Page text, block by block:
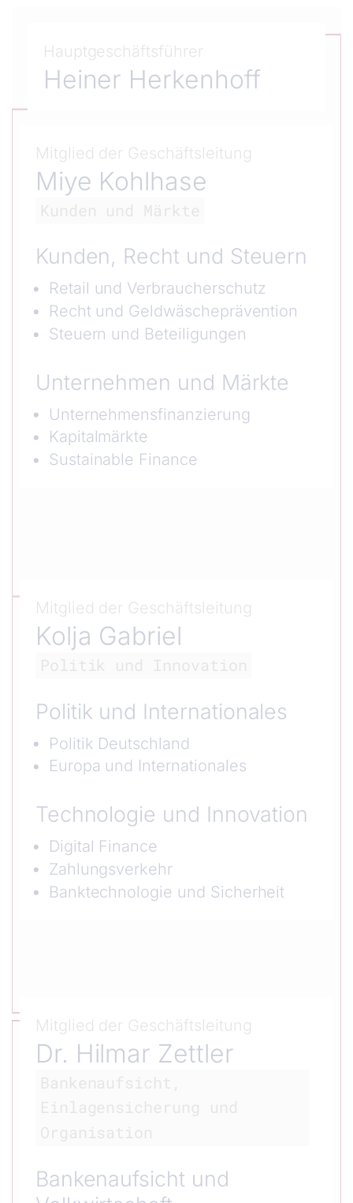
Mitglied der Geschäftsleitung
Dr. Hilmar Zettler
Bankenaufsicht und
Mitglied der Geschäftsleitung
Kolja Gabriel
Politik und Internationales
Politik Deutschland
Europa und Internationales
Technologie und Innovation
Digital Finance
Zahlungsverkehr
Banktechnologie und Sicherheit
Mitglied der Geschäftsleitung
Miye Kohlhase
Kunden, Recht und Steuern
Retail und Verbraucherschutz
Recht und Geldwäscheprävention
Steuern und Beteiligungen
Unternehmen und Märkte
Unternehmensfinanzierung
Kapitalmärkte
Sustainable Finance
Hauptgeschäftsführer
Heiner Herkenhoff